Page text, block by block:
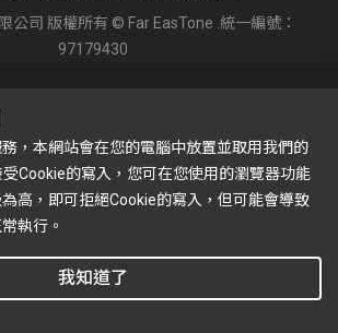
公司 版權所有 © Far EasTone .統一編號：
97179430
，本網站會在您的電腦中放置並取用我們的
Cookie的寫入，您可在您使用的瀏覽器功能
高，即可拒絕Cookie的寫入，但可能會導致
執行。
我知道了